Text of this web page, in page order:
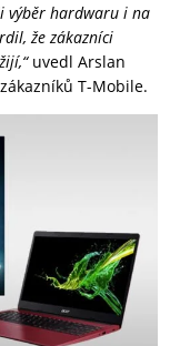
výběr hardwaru i na
že zákazníci
uvedl Arslan
T-Mobile.